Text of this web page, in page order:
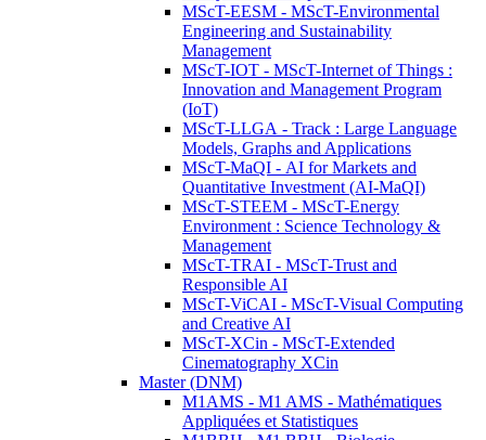
MScT-EESM - MScT-Environmental
Engineering and Sustainability
Management
MScT-IOT - MScT-Internet of Things :
Innovation and Management Program
(IoT)
MScT-LLGA - Track : Large Language
Models, Graphs and Applications
MScT-MaQI - AI for Markets and
Quantitative Investment (AI-MaQI)
MScT-STEEM - MScT-Energy
Environment : Science Technology &
Management
MScT-TRAI - MScT-Trust and
Responsible AI
MScT-ViCAI - MScT-Visual Computing
and Creative AI
MScT-XCin - MScT-Extended
Cinematography XCin
Master (DNM)
M1AMS - M1 AMS - Mathématiques
Appliquées et Statistiques